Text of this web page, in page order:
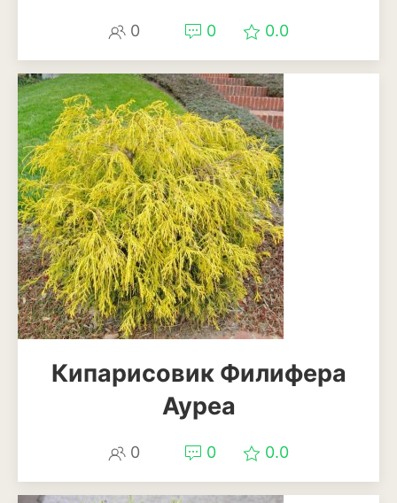
Пекинская и китайская
капуста
Перец
Подсолнечник
Редис
Редька
Репа
Салат
Свекла
Сельдерей
Цветная капуста
0 0 0.0
Кипарисовик Филифера
Ауреа
0 0 0.0